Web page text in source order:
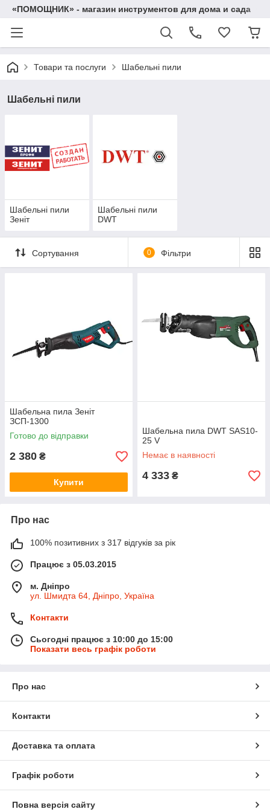
«ПОМОЩНИК» - магазин инструментов для дома и сада
Товари та послуги Шабельні пили
Шабельні пили
Шабельні пили
Зеніт
Шабельні пили
DWT
Сортування 0 Фільтри
Шабельна пила Зеніт
ЗСП-1300
Готово до відправки
2 380 ₴
Купити
Шабельна пила DWT SAS10-
25 V
Немає в наявності
4 333 ₴
Про нас
100% позитивних з 317 відгуків за рік
Працює з 05.03.2015
м. Дніпро
ул. Шмидта 64, Дніпро, Україна
Контакти
Сьогодні працює з 10:00 до 15:00
Показати весь графік роботи
Про нас
Контакти
Доставка та оплата
Графік роботи
Повна версія сайту